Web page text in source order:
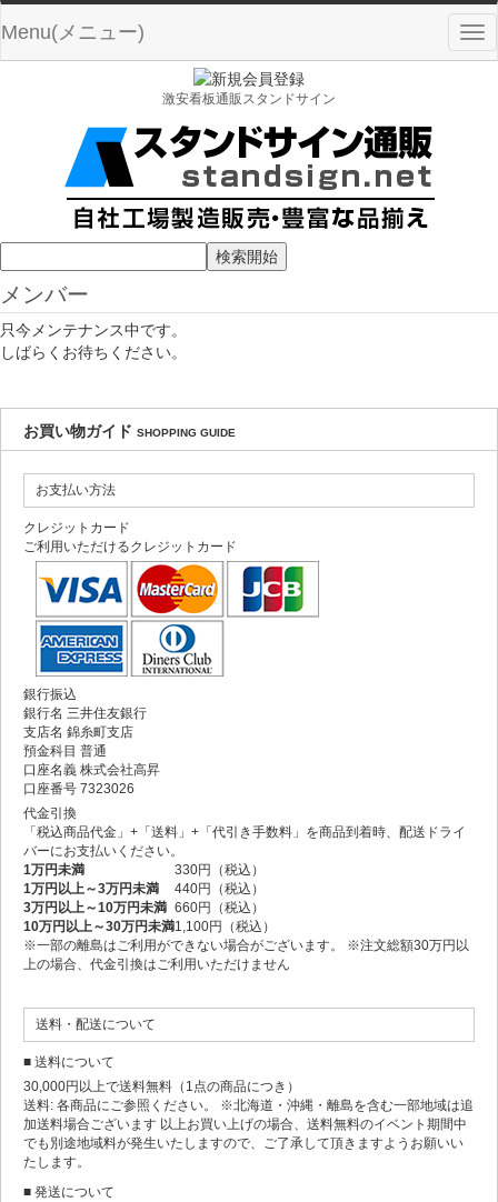
Menu(メニュー)
激安看板通販スタンドサイン
メンバー
只今メンテナンス中です。
しばらくお待ちください。
お買い物ガイド SHOPPING GUIDE
お支払い方法
クレジットカード
ご利用いただけるクレジットカード
銀行振込
銀行名 三井住友銀行
支店名 錦糸町支店
預金科目 普通
口座名義 株式会社高昇
口座番号 7323026
代金引換
「税込商品代金」+「送料」+「代引き手数料」を商品到着時、配送ドライ
バーにお支払いください。
1万円未満
330円（税込）
1万円以上～3万円未満
440円（税込）
3万円以上～10万円未満 660円（税込）
10万円以上～30万円未満1,100円（税込）
※一部の離島はご利用ができない場合がございます。 ※注文総額30万円以
上の場合、代金引換はご利用いただけません
送料・配送について
■ 送料について
30,000円以上で送料無料（1点の商品につき）
送料: 各商品にご参照ください。 ※北海道・沖縄・離島を含む一部地域は追
加送料場合ございます 以上お買い上げの場合、送料無料のイベント期間中
でも別途地域料が発生いたしますので、ご了承して頂きますようお願いい
たします。
■ 発送について